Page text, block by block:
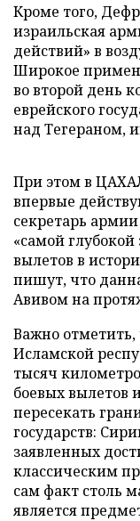
Кроме того,
израильская
действий» в
Широкое
во второй день
еврейского
над Тегераном,
При этом в
впервые
секретарь
«самой
вылетов в
пишут, что
Авивом на
Важно отметить,
Исламской
тысяч
боевых вылетов
пересекать
государств:
заявленных
классическим
сам факт столь
является